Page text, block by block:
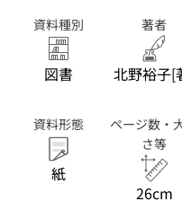
資料種別
図書
著者
北野裕子[
資料形態
紙
ページ数・
さ等
26cm